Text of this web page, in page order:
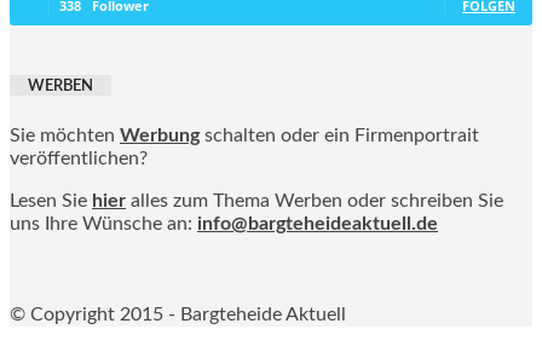
338 Follower FOLGEN
WERBEN
Sie möchten Werbung schalten oder ein Firmenportrait
veröffentlichen?
Lesen Sie hier alles zum Thema Werben oder schreiben Sie
uns Ihre Wünsche an: info@bargteheideaktuell.de
© Copyright 2015 - Bargteheide Aktuell